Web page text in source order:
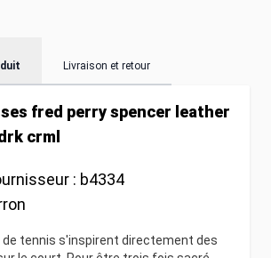
Livraison et retour
fred perry spencer leather
crml
: b4334
de tennis s'inspirent directement des